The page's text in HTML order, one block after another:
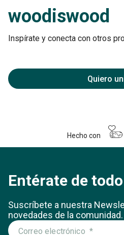
woodiswood
Inspírate y conecta con otros
Quiero
Hecho con
Entérate de
Suscríbete a nuestra
novedades de la comunidad.